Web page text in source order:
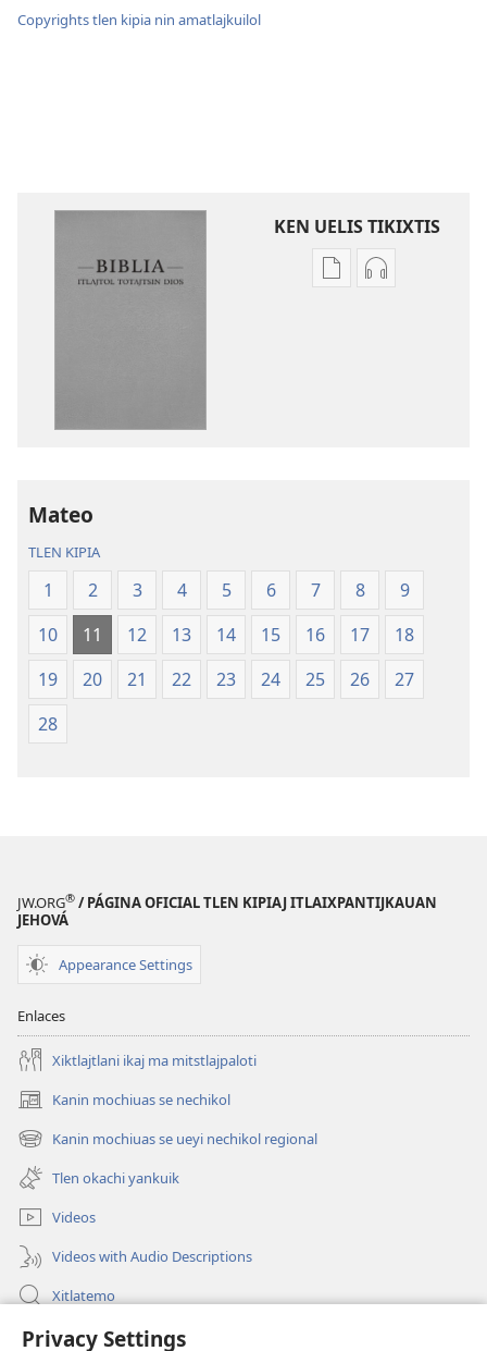
Privacy Settings
Copyrights tlen kipia nin amatlajkuilol
KEN UELIS TIKIXTIS
XikinkixtiXikkixti
Mateo
TLEN KIPIA
1 2 3 4 5 6 7 8
9
10
11 12 13 14 15 16 17
18
19
20 21 22 23 24 25 26
27
28
JW.ORG® / PÁGINA OFICIAL TLEN KIPIAJ ITLAIXPANTIJKAUAN
JEHOVÁ
Appearance Settings
Enlaces
Xiktlajtlani ikaj ma mitstlajpaloti
Kanin mochiuas se nechikol
(xiktlapo
okse
ventana)
Kanin mochiuas se ueyi nechikol regional
(xiktlapo
okse
ventana)
Tlen okachi yankuik
Videos
Videos with Audio Descriptions
Xitlatemo
Tlapaleuilistli